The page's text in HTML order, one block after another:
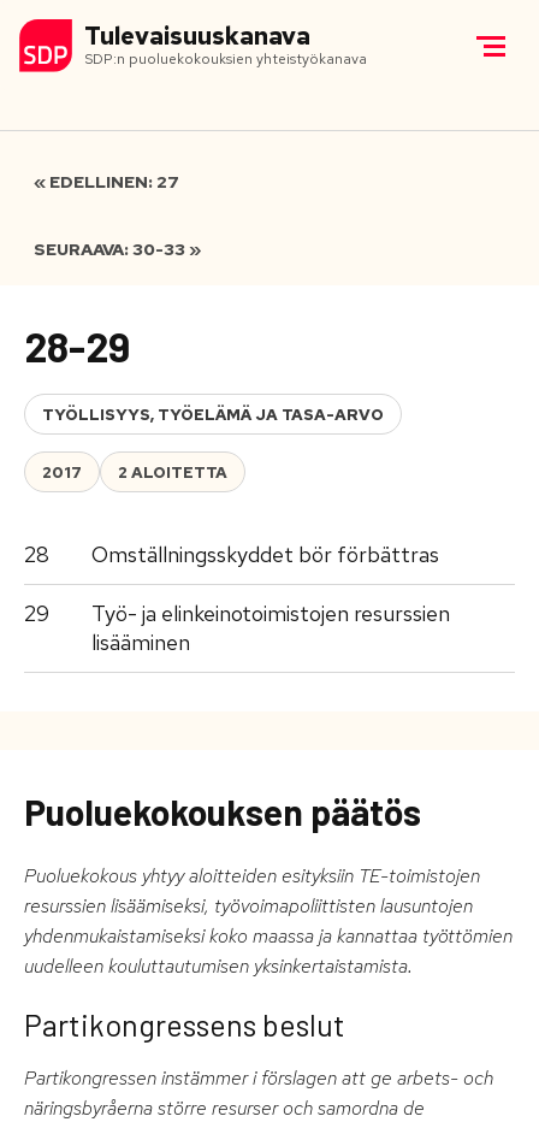
Tulevaisuuskanava
SDP:n puoluekokouksien yhteistyökanava
« EDELLINEN: 27
SEURAAVA: 30-33 »
28-29
TYÖLLISYYS, TYÖELÄMÄ JA TASA-ARVO
2017 2 ALOITETTA
28 Omställningsskyddet bör förbättras
29
Työ- ja elinkeinotoimistojen resurssien
lisääminen
Puoluekokouksen päätös
Puoluekokous yhtyy aloitteiden esityksiin TE-toimistojen
resurssien lisäämiseksi, työvoimapoliittisten lausuntojen
yhdenmukaistamiseksi koko maassa ja kannattaa työttömien
uudelleen kouluttautumisen yksinkertaistamista.
Partikongressens beslut
Partikongressen instämmer i förslagen att ge arbets- och
näringsbyråerna större resurser och samordna de